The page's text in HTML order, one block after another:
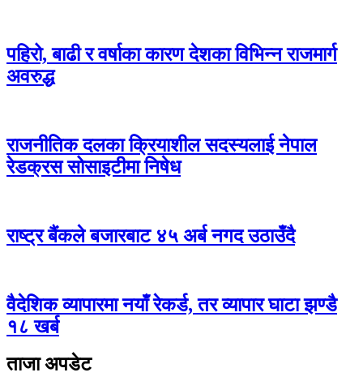
पहिरो, बाढी र वर्षाका कारण देशका विभिन्न राजमार्ग
अवरुद्ध
राजनीतिक दलका क्रियाशील सदस्यलाई नेपाल
रेडक्रस सोसाइटीमा निषेध
राष्ट्र बैंकले बजारबाट ४५ अर्ब नगद उठाउँदै
वैदेशिक व्यापारमा नयाँ रेकर्ड, तर व्यापार घाटा झण्डै
१८ खर्ब
ताजा अपडेट